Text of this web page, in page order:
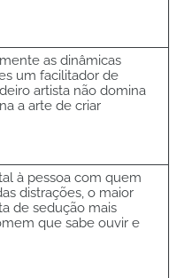
as dinâmicas
um facilitador de
artista não domina
a arte de criar
à pessoa com quem
distrações, o maior
de sedução mais
que sabe ouvir e